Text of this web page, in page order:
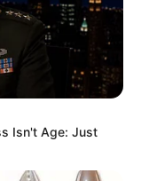
Isn't Age: Just